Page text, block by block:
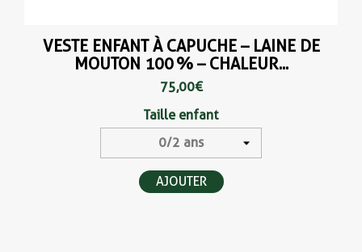
VESTE ENFANT À CAPUCHE – LAINE DE
MOUTON 100 % – CHALEUR...
75,00 €
Taille enfant
AJOUTER